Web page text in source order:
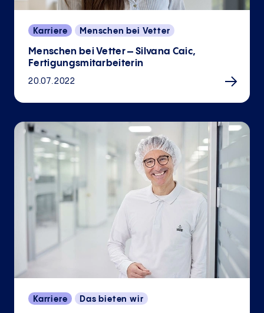
Karriere Menschen bei Vetter
Menschen bei Vetter – Silvana Caic,
Fertigungsmitarbeiterin
20.07.2022
Karriere Das bieten wir